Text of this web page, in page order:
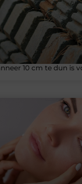
10 cm te dun is